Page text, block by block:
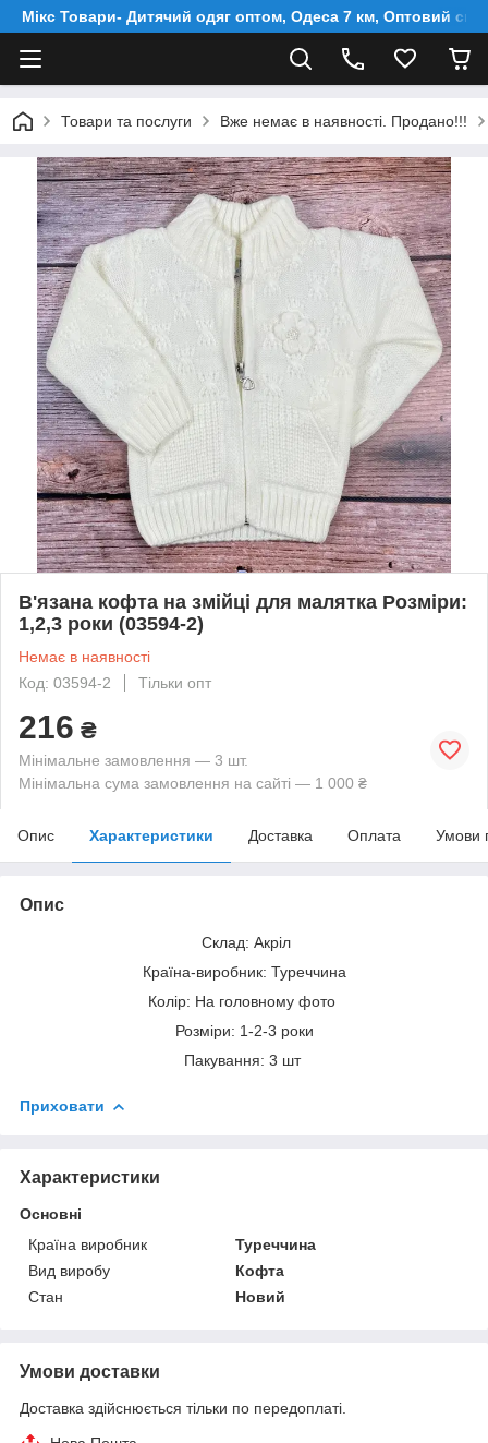
Мікс Товари- Дитячий одяг оптом, Одеса 7 км, Оптовий
Товари та послуги Вже немає в наявності. Продано!!!
В'язана кофта на змійці для малятка Розміри:
1,2,3 роки (03594-2)
Немає в наявності
Код: 03594-2
Тільки опт
216 ₴
Мінімальне замовлення — 3 шт.
Мінімальна сума замовлення на сайті — 1 000 ₴
Опис Характеристики Доставка Оплата Умови
Опис
Склад: Акріл
Країна-виробник: Туреччина
Колір: На головному фото
Розміри: 1-2-3 роки
Пакування: 3 шт
Приховати
Характеристики
Основні
Країна виробник
Туреччина
Вид виробу
Кофта
Стан
Новий
Умови доставки
Доставка здійснюється тільки по передоплаті.